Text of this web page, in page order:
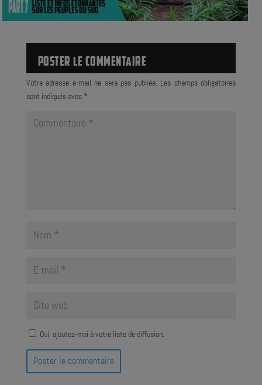
POSTER LE COMMENTAIRE
Votre adresse e-mail ne sera pas publiée. Les champs obligatoires
sont indiqués avec *
Oui, ajoutez-moi à votre liste de diffusion.